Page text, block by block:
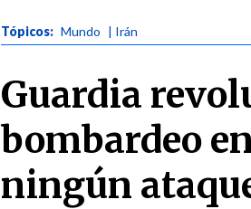
Tópicos: Mundo | Irán
Guardia
bombardeo
ningún